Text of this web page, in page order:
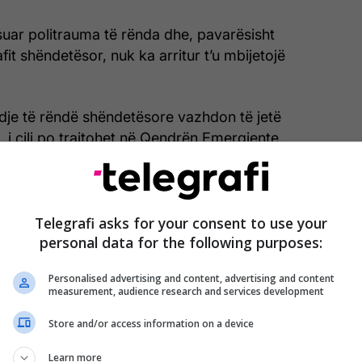
politrauma të rënda dhe, pavarësisht
shëndetësor, nuk ka arritur t’u mbijetojë
të rëndë shëndetësore vazhdon të jetë
i cili po trajtohet në Qendrën Emergjente.
e operacionit, ku po intervenojnë ekipet e
mjekët e Qendrës Emergjente dhe
ende nuk janë bërë të ditura, ndërsa
pritet të dalin me informacione shtesë pas
në vendin e ngjarjes.
zbardhjen e plotë të rastit./Telegrafi.
Telegrafi asks for your consent to use your
personal data for the following purposes:
Personalised advertising and content, advertising and content
measurement, audience research and services development
Store and/or access information on a device
Learn more